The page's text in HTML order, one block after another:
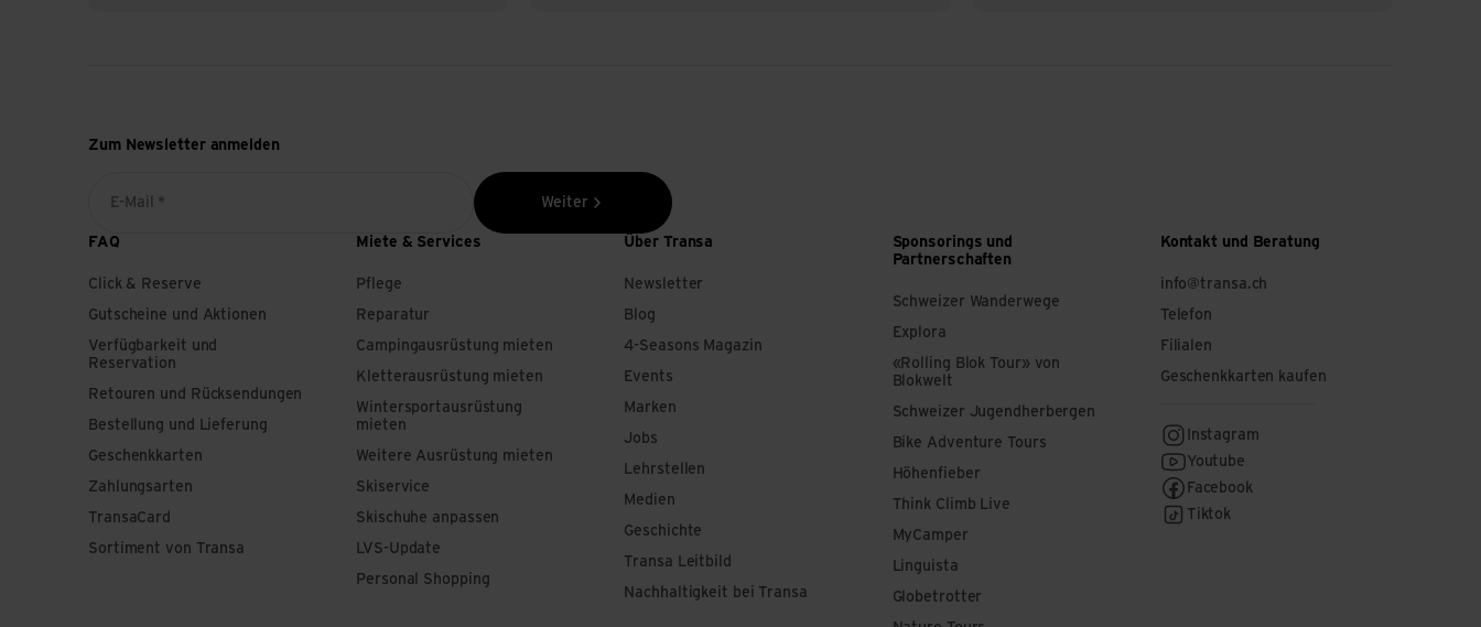
Zum Newsletter anmelden
E-Mail * Weiter
FAQ
Click & Reserve
Gutscheine und Aktionen
Verfügbarkeit und
Reservation
Retouren und Rücksendungen
Bestellung und Lieferung
Geschenkkarten
Zahlungsarten
TransaCard
Sortiment von Transa
Miete & Services
Pflege
Reparatur
Campingausrüstung mieten
Kletterausrüstung mieten
Wintersportausrüstung
mieten
Weitere Ausrüstung mieten
Skiservice
Skischuhe anpassen
LVS-Update
Personal Shopping
Über Transa
Newsletter
Blog
4-Seasons Magazin
Events
Marken
Jobs
Lehrstellen
Medien
Geschichte
Transa Leitbild
Nachhaltigkeit bei Transa
Sponsorings und
Partnerschaften
Schweizer Wanderwege
Explora
«Rolling Blok Tour» von
Blokwelt
Schweizer Jugendherbergen
Bike Adventure Tours
Höhenfieber
Think Climb Live
MyCamper
Linguista
Globetrotter
Kontakt und Beratung
info@transa.ch
Telefon
Filialen
Geschenkkarten kaufen
Instagram
Youtube
Facebook
Tiktok